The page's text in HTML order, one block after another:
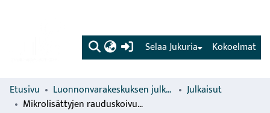
(current) Kokoelmat
Selaa Jukuria
Etusivu Luonnonvarakeskuksen julkaisut
Julkaisut
Mikrolisättyjen rauduskoivujen maastomenestymisestä selvitys